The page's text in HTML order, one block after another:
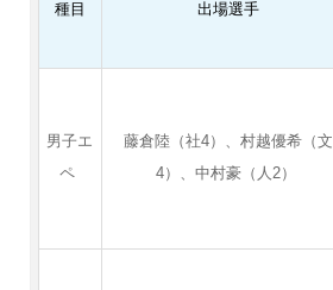
種目 出場選手
男子エ
ペ
藤倉陸（社4）、村越優希（文
4）、中村豪（人2）